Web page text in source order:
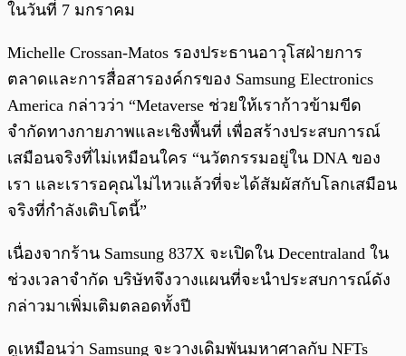
ในวันที่ 7 มกราคม
Michelle Crossan-Matos รองประธานอาวุโสฝ่ายการ
ตลาดและการสื่อสารองค์กรของ Samsung Electronics
America กล่าวว่า “Metaverse ช่วยให้เราก้าวข้ามขีด
จำกัดทางกายภาพและเชิงพื้นที่ เพื่อสร้างประสบการณ์
เสมือนจริงที่ไม่เหมือนใคร “นวัตกรรมอยู่ใน DNA ของ
เรา และเรารอคุณไม่ไหวแล้วที่จะได้สัมผัสกับโลกเสมือน
จริงที่กำลังเติบโตนี้”
เนื่องจากร้าน Samsung 837X จะเปิดใน Decentraland ใน
ช่วงเวลาจำกัด บริษัทจึงวางแผนที่จะนำประสบการณ์ดัง
กล่าวมาเพิ่มเติมตลอดทั้งปี
ดูเหมือนว่า Samsung จะวางเดิมพันมหาศาลกับ NFTs